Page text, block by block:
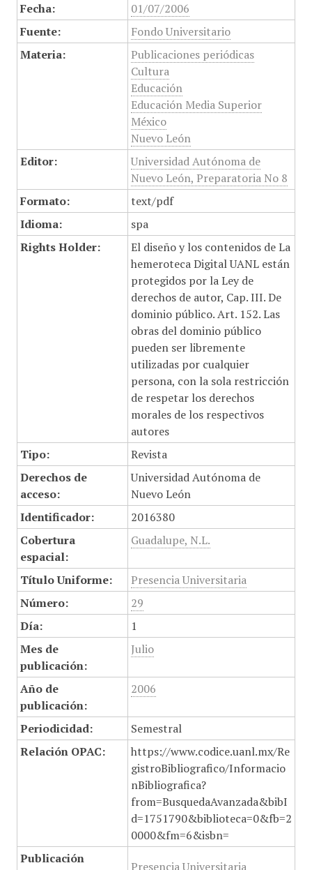
Fecha:
01/07/2006
Fuente:
Fondo Universitario
Materia:
Publicaciones periódicas
Cultura
Educación
Educación Media Superior
México
Nuevo León
Editor:
Universidad Autónoma de
Nuevo León, Preparatoria No 8
Formato:
text/pdf
Idioma:
spa
Rights Holder:
El diseño y los contenidos de La
hemeroteca Digital UANL están
protegidos por la Ley de
derechos de autor, Cap. III. De
dominio público. Art. 152. Las
obras del dominio público
pueden ser libremente
utilizadas por cualquier
persona, con la sola restricción
de respetar los derechos
morales de los respectivos
autores
Tipo:
Revista
Derechos de
acceso:
Universidad Autónoma de
Nuevo León
Identificador:
2016380
Cobertura
espacial:
Guadalupe, N.L.
Título Uniforme:
Presencia Universitaria
Número:
29
Día:
1
Mes de
publicación:
Julio
Año de
publicación:
2006
Periodicidad:
Semestral
Relación OPAC:
https://www.codice.uanl.mx/Re
gistroBibliografico/Informacio
nBibliografica?
from=BusquedaAvanzada&bibI
d=1751790&biblioteca=0&fb=2
0000&fm=6&isbn=
Publicación
Presencia Universitaria